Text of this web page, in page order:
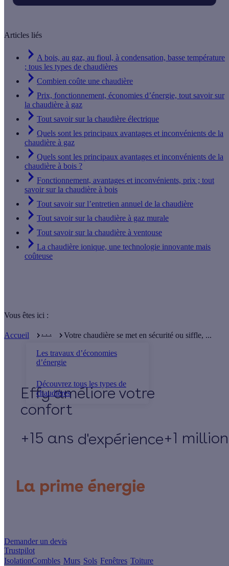
Articles liés
A bois, au gaz, au fioul, à condensation, basse température
; tous les types de chaudières
Combien coûte une chaudière
Prix, fonctionnement, économies d’énergie, tout savoir sur
la chaudière à gaz
Tout savoir sur la chaudière électrique
Quels sont les principaux avantages et inconvénients de la
chaudière à gaz
Quels sont les principaux avantages et inconvénients de la
chaudière à bois ?
Fonctionnement, avantages et inconvénients, prix ; tout
savoir sur la chaudière à bois
Tout savoir sur l’entretien annuel de la chaudière
Tout savoir sur la chaudière à gaz murale
Tout savoir sur la chaudière à ventouse
La chaudière ionique, une technologie innovante mais
coûteuse
Vous êtes ici :
Accueil . . .
Les travaux d’économies
d’énergie
Découvrez tous les types de
chaudières
Votre chaudière se met en sécurité ou siffle, ...
Effy
+15 ans d'expérience+1
Demander un devis
Trustpilot
IsolationCombles Murs Sols Fenêtres Toiture